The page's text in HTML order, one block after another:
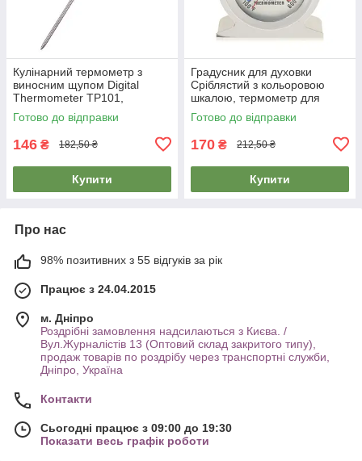
Кулінарний термометр з
виносним щупом Digital
Thermometer TP101,
електронний градусник
кухонний
Готово до відправки
146 ₴ 182,50 ₴
Купити
Градусник для духовки
Сріблястий з кольоровою
шкалою, термометр для
духовки газової плити
Готово до відправки
170 ₴ 212,50 ₴
Купити
Про нас
98% позитивних з 55 відгуків за рік
Працює з 24.04.2015
м. Дніпро
Роздрібні замовлення надсилаються з Києва. /
Вул.Журналістів 13 (Оптовий склад закритого типу),
продаж товарів по роздрібу через транспортні служби,
Дніпро, Україна
Контакти
Сьогодні працює з 09:00 до 19:30
Показати весь графік роботи